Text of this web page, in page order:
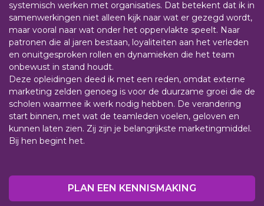
systemisch werken met organisaties. Dat betekent dat ik in
samenwerkingen niet alleen kijk naar wat er gezegd wordt,
maar vooral naar wat onder het oppervlakte speelt. Naar
patronen die al jaren bestaan, loyaliteiten aan het verleden
en onuitgesproken rollen en dynamieken die het team
onbewust in stand houdt.
Deze opleidingen deed ik met een reden, omdat externe
marketing zelden genoeg is voor de duurzame groei die de
scholen waarmee ik werk nodig hebben. De verandering
start binnen, met wat de teamleden voelen, geloven en
kunnen laten zien. Zij zijn je belangrijkste marketingmiddel.
Bij hen begint het.
PLAN EEN KENNISMAKING